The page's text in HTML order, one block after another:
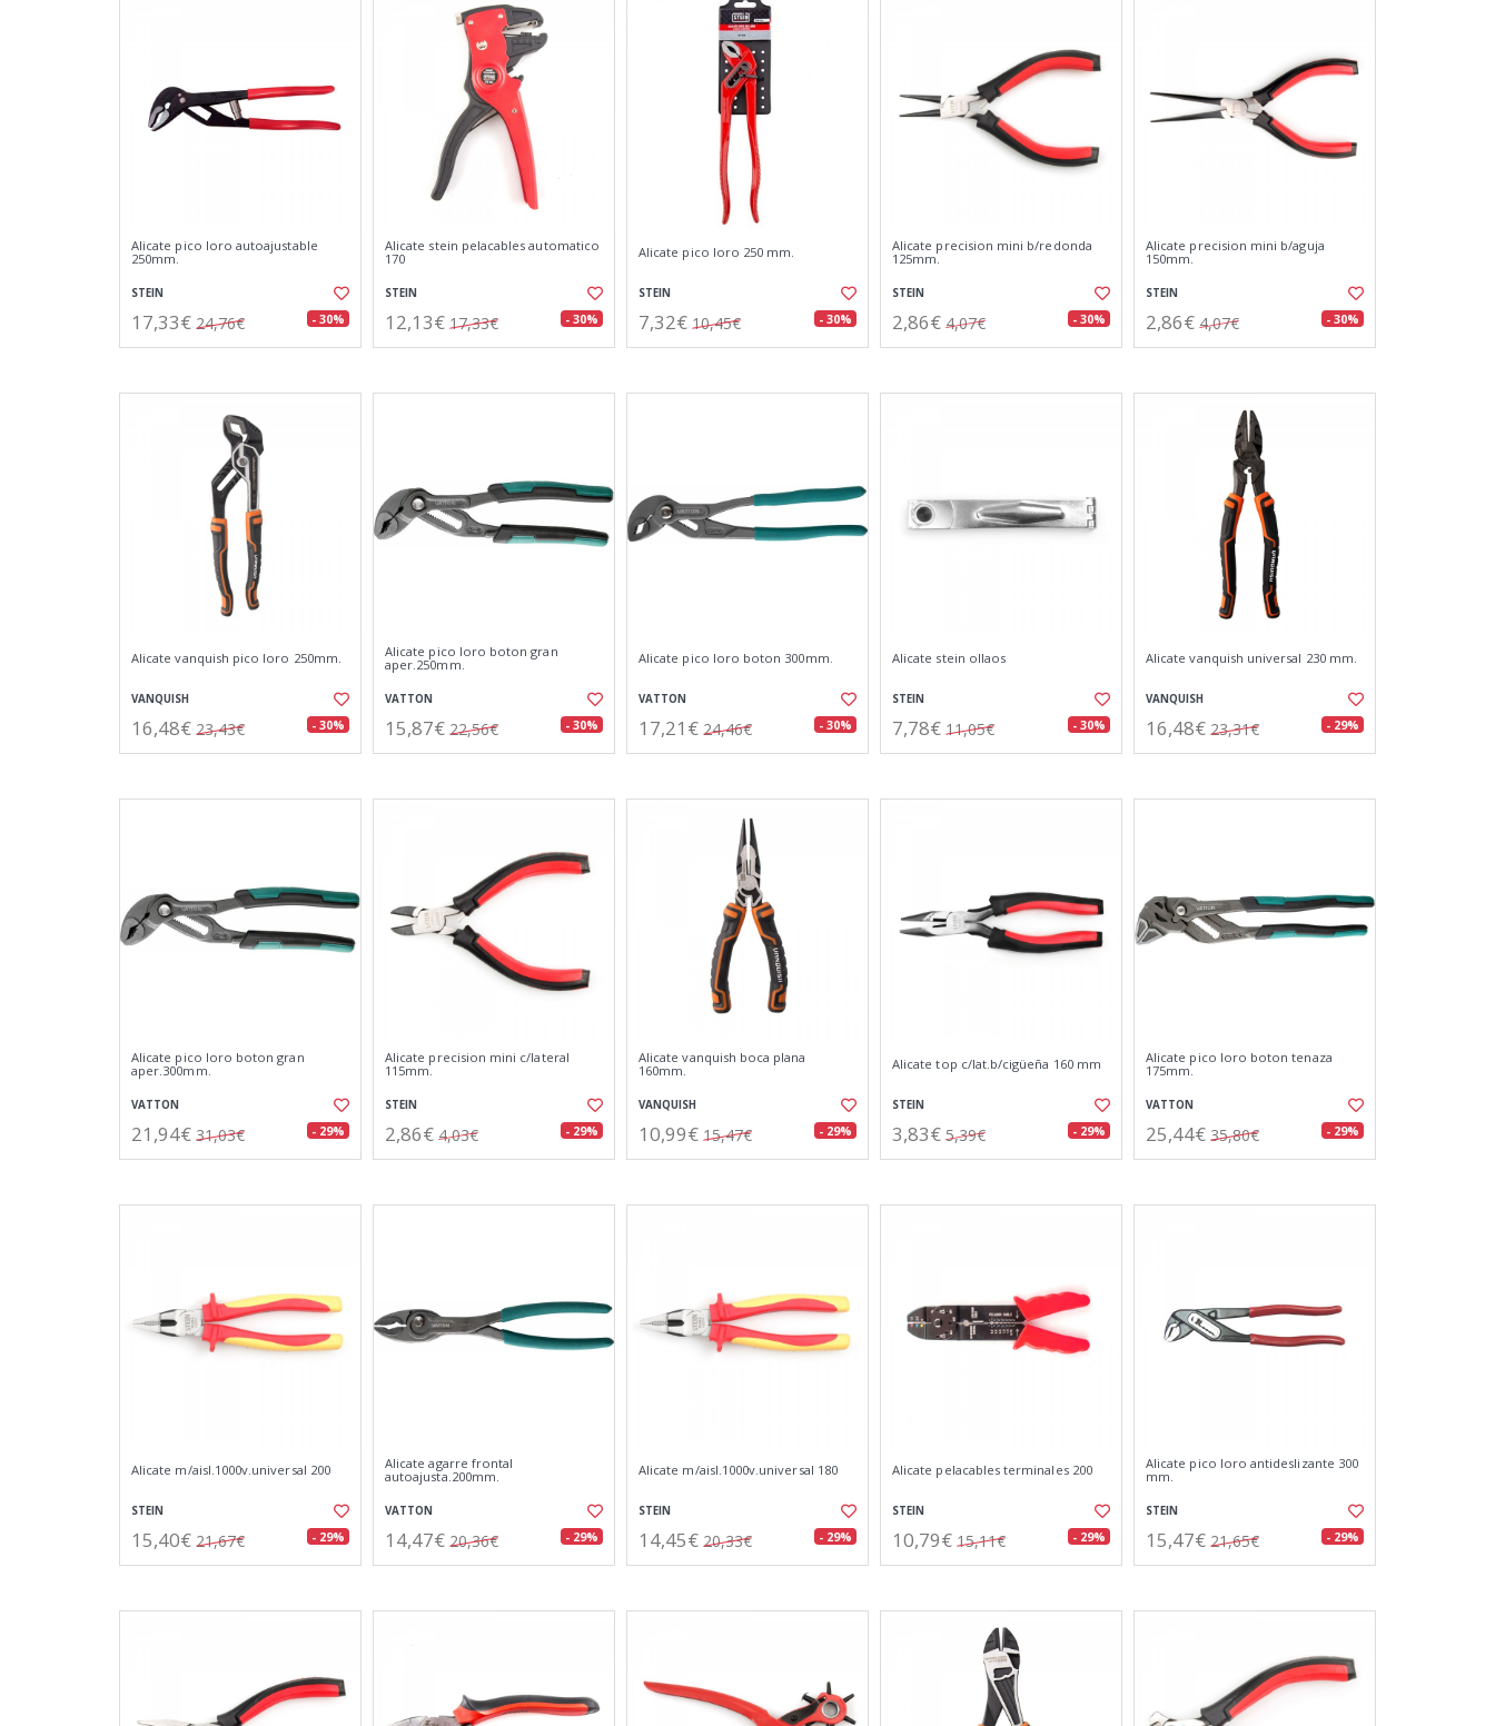
Alicate pico loro autoajustable
250mm.
STEIN
17,33€ 24,76€ - 30%
Alicate stein pelacables automatico
170
STEIN
12,13€ 17,33€ - 30%
Alicate pico loro 250 mm.
STEIN
7,32€ 10,45€ - 30%
Alicate precision mini b/redonda
125mm.
STEIN
2,86€ 4,07€ - 30%
Alicate precision mini b/aguja
150mm.
STEIN
2,86€ 4,07€ - 30%
Alicate vanquish pico loro 250mm.
VANQUISH
16,48€ 23,43€ - 30%
Alicate pico loro boton gran
aper.250mm.
VATTON
15,87€ 22,56€ - 30%
Alicate pico loro boton 300mm.
VATTON
17,21€ 24,46€ - 30%
Alicate stein ollaos
STEIN
7,78€ 11,05€ - 30%
Alicate vanquish universal 230 mm.
VANQUISH
16,48€ 23,31€ - 29%
Alicate pico loro boton gran
aper.300mm.
VATTON
21,94€ 31,03€ - 29%
Alicate precision mini c/lateral
115mm.
STEIN
2,86€ 4,03€ - 29%
Alicate vanquish boca plana
160mm.
VANQUISH
10,99€ 15,47€ - 29%
Alicate top c/lat.b/cigüeña 160 mm
STEIN
3,83€ 5,39€ - 29%
Alicate pico loro boton tenaza
175mm.
VATTON
25,44€ 35,80€ - 29%
Alicate m/aisl.1000v.universal 200
STEIN
15,40€ 21,67€ - 29%
Alicate agarre frontal
autoajusta.200mm.
VATTON
14,47€ 20,36€ - 29%
Alicate m/aisl.1000v.universal 180
STEIN
14,45€ 20,33€ - 29%
Alicate pelacables terminales 200
STEIN
10,79€ 15,11€ - 29%
Alicate pico loro antideslizante 300
mm.
STEIN
15,47€ 21,65€ - 29%